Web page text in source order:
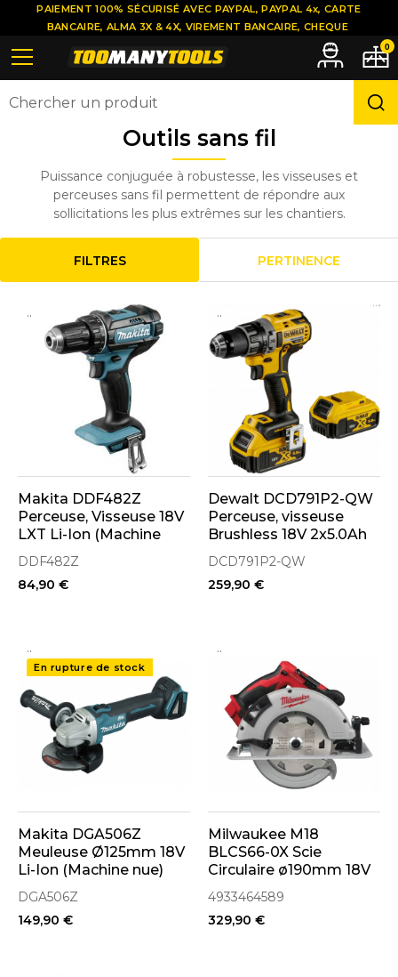
Outils sans fil
Puissance conjuguée à robustesse, les visseuses et
perceuses sans fil permettent de répondre aux
sollicitations les plus extrêmes sur les chantiers.
FILTRES PERTINENCE
..
Makita DDF482Z
Perceuse, Visseuse 18V
LXT Li-Ion (Machine
seule)
DDF482Z
84,90 €
..
Dewalt DCD791P2-QW
Perceuse, visseuse
Brushless 18V 2x5.0Ah
avec coffret T-STAK
DCD791P2-QW
259,90 €
..
En rupture de stock
Makita DGA506Z
Meuleuse Ø125mm 18V
Li-Ion (Machine nue)
DGA506Z
149,90 €
..
Milwaukee M18
BLCS66-0X Scie
Circulaire ø190mm 18V
Brushless en Coffret
(4933464589)
4933464589
329,90 €
PAIEMENT 100% SÉCURISÉ AVEC PAYPAL, PAYPAL 4x, CARTE
BANCAIRE, ALMA 3X & 4X, VIREMENT BANCAIRE, CHEQUE
0